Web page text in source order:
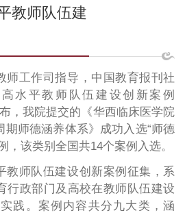
教师队伍建
师工作司指导，中国教育报刊社
水平教师队伍建设创新案例
布，我院提交的《华西临床医学院
期师德涵养体系》成功入选“师德
，该类别全国共14个案例入选。
教师队伍建设创新案例征集，系
行政部门及高校在教师队伍建设
践。案例内容共分九大类，涵